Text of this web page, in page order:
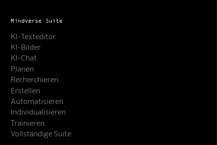
Mindverse Suite
KI-Texteditor
KI-Bilder
KI-Chat
Planen
Recherchieren
Erstellen
Automatisieren
Individualisieren
Trainieren
Vollständige Suite